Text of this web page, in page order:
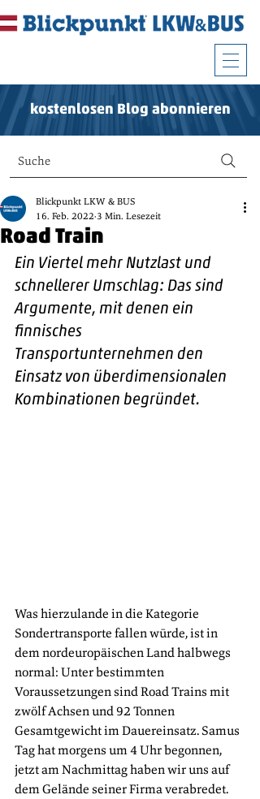
kostenlosen Blog abonnieren
Suche
Road Train
Blickpunkt LKW & BUS
16. Feb. 2022 3 Min. Lesezeit
Ein Viertel mehr Nutzlast und
schnellerer Umschlag: Das sind
Argumente, mit denen ein
finnisches
Transportunternehmen den
Einsatz von überdimensionalen
Kombinationen begründet.
Was hierzulande in die Kategorie
Sondertransporte fallen würde, ist in
dem nordeuropäischen Land halbwegs
normal: Unter bestimmten
Voraussetzungen sind Road Trains mit
zwölf Achsen und 92 Tonnen
Gesamtgewicht im Dauereinsatz. Samus
Tag hat morgens um 4 Uhr begonnen,
jetzt am Nachmittag haben wir uns auf
dem Gelände seiner Firma verabredet.